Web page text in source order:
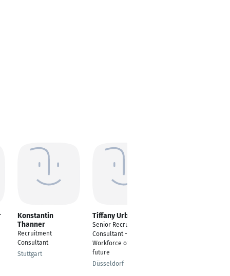
Konstantin
Thanner
Recruitment
Consultant
Stuttgart
Tiffany Urbas
Senior Recruitment
Consultant - Microsoft
Workforce of the
future
Düsseldorf